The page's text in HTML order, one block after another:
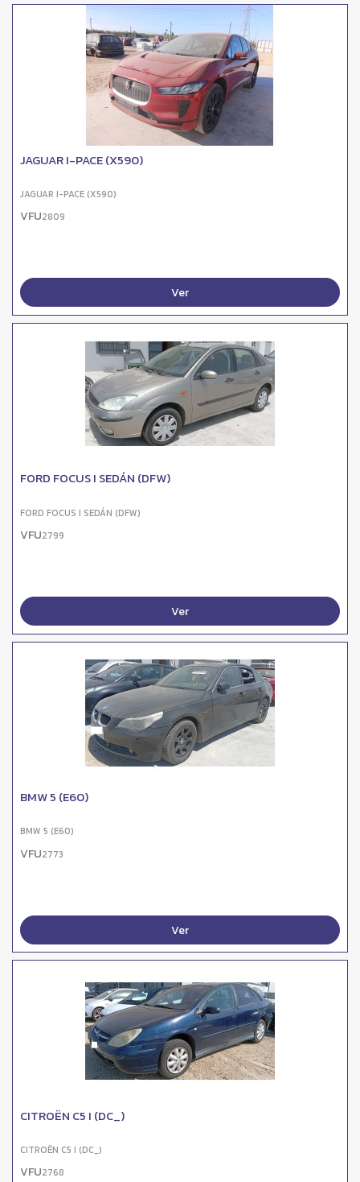
JAGUAR I-PACE (X590)
JAGUAR I-PACE (X590)
VFU2809
Ver
FORD FOCUS I SEDÁN (DFW)
FORD FOCUS I SEDÁN (DFW)
VFU2799
Ver
BMW 5 (E60)
BMW 5 (E60)
VFU2773
Ver
CITROËN C5 I (DC_)
CITROËN C5 I (DC_)
VFU2768